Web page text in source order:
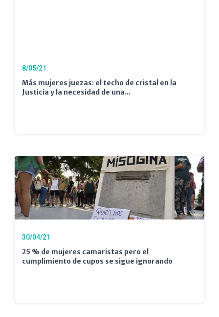
8/05/21
Más mujeres juezas: el techo de cristal en la
Justicia y la necesidad de una...
30/04/21
25 % de mujeres camaristas pero el
cumplimiento de cupos se sigue ignorando